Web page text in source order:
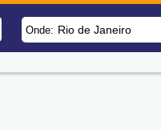
Onde: Rio de Janeiro